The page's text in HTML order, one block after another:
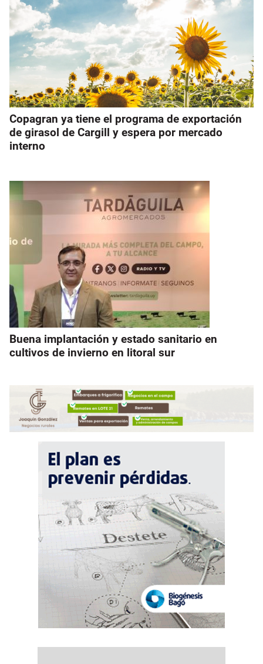
Copagran ya tiene el programa de exportación
de girasol de Cargill y espera por mercado
interno
Buena implantación y estado sanitario en
cultivos de invierno en litoral sur